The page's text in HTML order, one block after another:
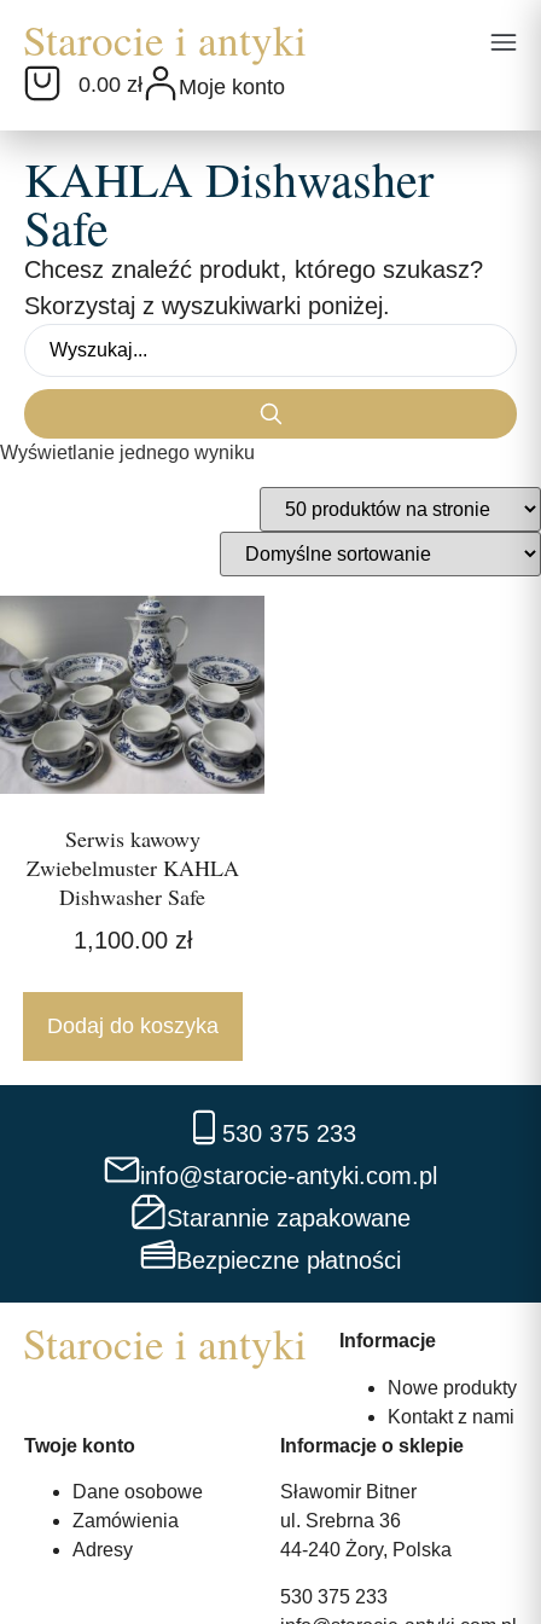
0.00 zł Moje konto
KAHLA Dishwasher
Safe
Chcesz znaleźć produkt, którego szukasz?
Skorzystaj z wyszukiwarki poniżej.
Wyświetlanie jednego wyniku
Serwis kawowy
Zwiebelmuster KAHLA
Dishwasher Safe
1,100.00 zł
Dodaj do koszyka
530 375 233
info@starocie-antyki.com.pl
Starannie zapakowane
Bezpieczne płatności
Informacje
Nowe produkty
Kontakt z nami
Twoje konto
Dane osobowe
Zamówienia
Adresy
Informacje o sklepie
Sławomir Bitner
ul. Srebrna 36
44-240 Żory, Polska
530 375 233